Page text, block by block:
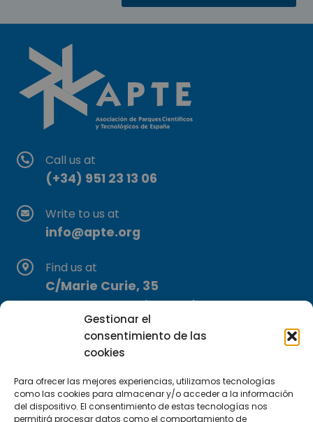
Gestionar el
consentimiento de las
cookies
Para ofrecer las mejores experiencias, utilizamos tecnologías
como las cookies para almacenar y/o acceder a la información
del dispositivo. El consentimiento de estas tecnologías nos
permitirá procesar datos como el comportamiento de
Call us at
(+34) 951 23 13 06
Write to us at
info@apte.org
Find us at
C/Marie Curie, 35
29590 Campanillas, Málaga